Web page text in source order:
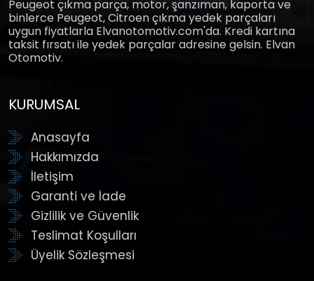
Peugeot çıkma parça, motor, şanzıman, kaporta ve
binlerce Peugeot, Citroen çıkma yedek parçaları
uygun fiyatlarla Elvanotomotiv.com'da. Kredi kartına
taksit fırsatı ile yedek parçalar adresine gelsin. Elvan
Otomotiv.
KURUMSAL
Anasayfa
Hakkımızda
İletişim
Garanti ve İade
Gizlilik ve Güvenlik
Teslimat Koşulları
Üyelik Sözleşmesi